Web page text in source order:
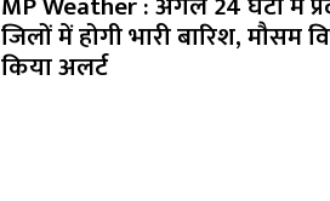
जिलों में होगी भारी बारिश, मौसम
किया अलर्ट